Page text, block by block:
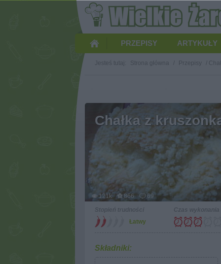
PRZEPISY ARTYKUŁY
Jesteś tutaj: Strona główna / Przepisy /
Chałka z
121k 866
69
Łatwy
Składniki: